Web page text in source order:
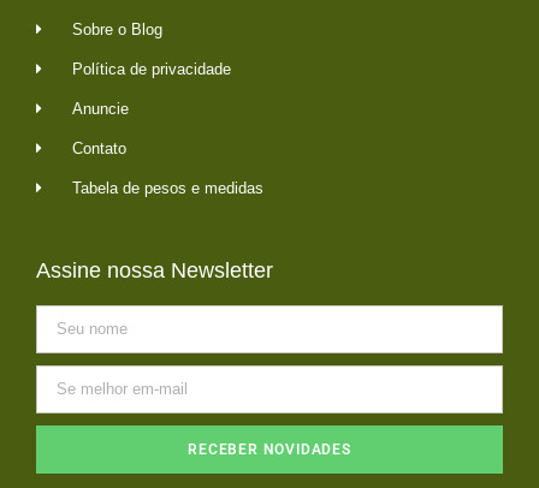
Sobre o Blog
Política de privacidade
Anuncie
Contato
Tabela de pesos e medidas
Assine nossa Newsletter
RECEBER NOVIDADES